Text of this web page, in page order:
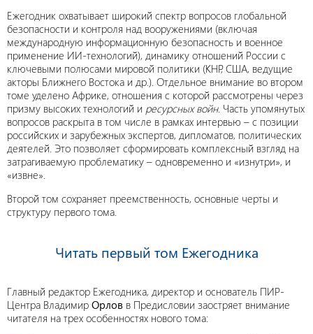
Ежегодник охватывает широкий спектр вопросов глобальной
безопасности и контроля над вооружениями (включая
международную информационную безопасность и военное
применение ИИ-технологий), динамику отношений России с
ключевыми полюсами мировой политики (КНР, США, ведущие
акторы Ближнего Востока и др.). Отдельное внимание во втором
томе уделено Африке, отношения с которой рассмотрены через
призму высоких технологий и ресурсных войн. Часть упомянутых
вопросов раскрыта в том числе в рамках интервью – с позиции
российских и зарубежных экспертов, дипломатов, политических
деятелей. Это позволяет сформировать комплексный взгляд на
затрагиваемую проблематику – одновременно и «изнутри», и
«извне».
Второй том сохраняет преемственность, основные черты и
структуру первого тома.
Читать первый том Ежегодника
Главный редактор Ежегодника, директор и основатель ПИР-
Центра Владимир Орлов в Предисловии заостряет внимание
читателя на трех особенностях нового тома: